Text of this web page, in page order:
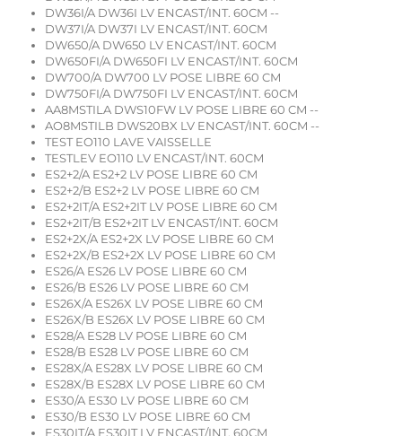
DW36I/A DW36I LV ENCAST/INT. 60CM --
DW37I/A DW37I LV ENCAST/INT. 60CM
DW650/A DW650 LV ENCAST/INT. 60CM
DW650FI/A DW650FI LV ENCAST/INT. 60CM
DW700/A DW700 LV POSE LIBRE 60 CM
DW750FI/A DW750FI LV ENCAST/INT. 60CM
AA8MSTILA DWS10FW LV POSE LIBRE 60 CM --
AO8MSTILB DWS20BX LV ENCAST/INT. 60CM --
TEST EO110 LAVE VAISSELLE
TESTLEV EO110 LV ENCAST/INT. 60CM
ES2+2/A ES2+2 LV POSE LIBRE 60 CM
ES2+2/B ES2+2 LV POSE LIBRE 60 CM
ES2+2IT/A ES2+2IT LV POSE LIBRE 60 CM
ES2+2IT/B ES2+2IT LV ENCAST/INT. 60CM
ES2+2X/A ES2+2X LV POSE LIBRE 60 CM
ES2+2X/B ES2+2X LV POSE LIBRE 60 CM
ES26/A ES26 LV POSE LIBRE 60 CM
ES26/B ES26 LV POSE LIBRE 60 CM
ES26X/A ES26X LV POSE LIBRE 60 CM
ES26X/B ES26X LV POSE LIBRE 60 CM
ES28/A ES28 LV POSE LIBRE 60 CM
ES28/B ES28 LV POSE LIBRE 60 CM
ES28X/A ES28X LV POSE LIBRE 60 CM
ES28X/B ES28X LV POSE LIBRE 60 CM
ES30/A ES30 LV POSE LIBRE 60 CM
ES30/B ES30 LV POSE LIBRE 60 CM
ES30IT/A ES30IT LV ENCAST/INT. 60CM